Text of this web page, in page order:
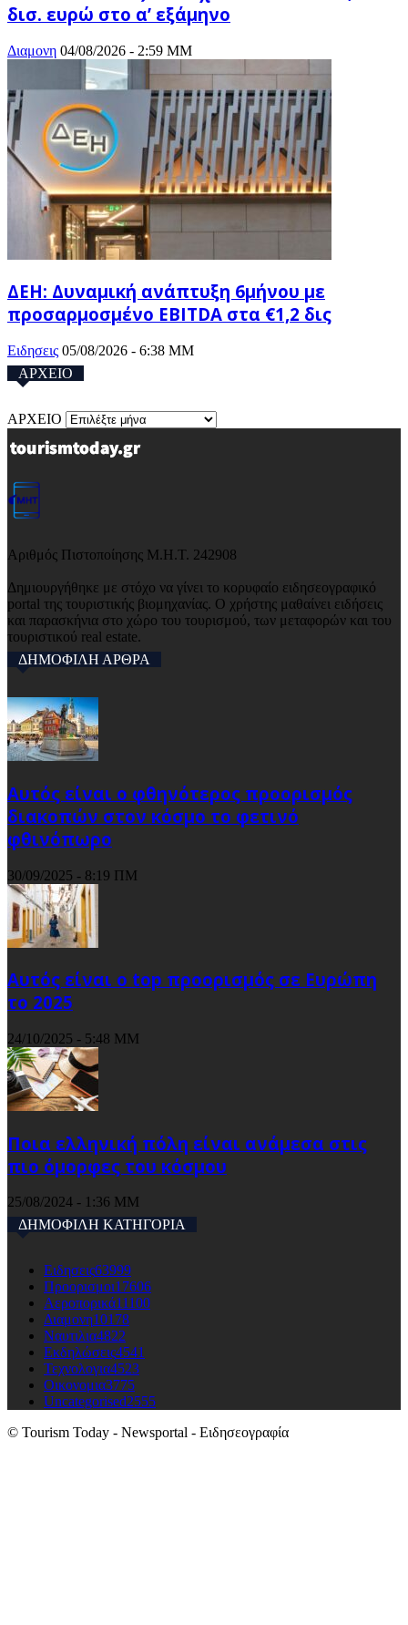
δισ. ευρώ στο α’ εξάμηνο
Διαμονη 04/08/2026 - 2:59 ΜΜ
ΔΕΗ: Δυναμική ανάπτυξη 6μήνου με
προσαρμοσμένο EBITDA στα €1,2 δις
Ειδησεις 05/08/2026 - 6:38 ΜΜ
ΑΡΧΕΙΟ
ΑΡΧΕΙΟ
Αριθμός Πιστοποίησης Μ.Η.Τ. 242908
Δημιουργήθηκε με στόχο να γίνει το κορυφαίο ειδησεογραφικό
portal της τουριστικής βιομηχανίας. Ο χρήστης μαθαίνει ειδήσεις
και παρασκήνια στο χώρο του τουρισμού, των μεταφορών και του
τουριστικού real estate.
ΔΗΜΟΦΙΛΗ ΑΡΘΡΑ
Αυτός είναι ο φθηνότερος προορισμός
διακοπών στον κόσμο το φετινό
φθινόπωρο
30/09/2025 - 8:19 ΠΜ
Αυτός είναι ο top προορισμός σε Ευρώπη
το 2025
24/10/2025 - 5:48 ΜΜ
Ποια ελληνική πόλη είναι ανάμεσα στις
πιο όμορφες του κόσμου
25/08/2024 - 1:36 ΜΜ
ΔΗΜΟΦΙΛΗ ΚΑΤΗΓΟΡΙΑ
Ειδησεις63999
Προορισμοι17606
Αεροπορικά11100
Διαμονη10178
Ναυτιλια4822
Εκδηλώσεις4541
Τεχνολογια4523
Οικονομια3775
Uncategorised2555
© Tourism Today - Newsportal - Ειδησεογραφία